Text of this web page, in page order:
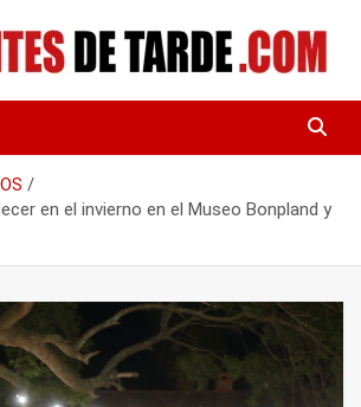
DE TARDE
en el invierno en el Museo Bonpland y